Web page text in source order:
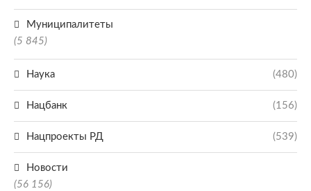
Муниципалитеты
(5 845)
Наука (480)
Нацбанк (156)
Нацпроекты РД (539)
Новости
(56 156)